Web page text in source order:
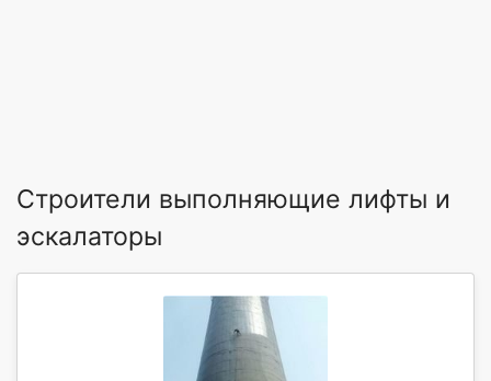
Строители выполняющие лифты и
эскалаторы